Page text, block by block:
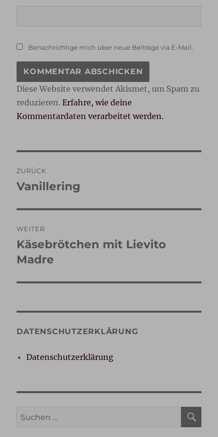
Benachrichtige mich über neue Beiträge via E-Mail.
Diese Website verwendet Akismet, um Spam zu
reduzieren.Erfahre, wie deine
Kommentardaten verarbeitet werden.
ZURÜCK
Vorheriger
Vanillering
WEITER
Nächster
Beitrag:
Käsebrötchen mit Lievito
Madre
DATENSCHUTZERKLÄRUNG
Datenschutzerklärung
Suche